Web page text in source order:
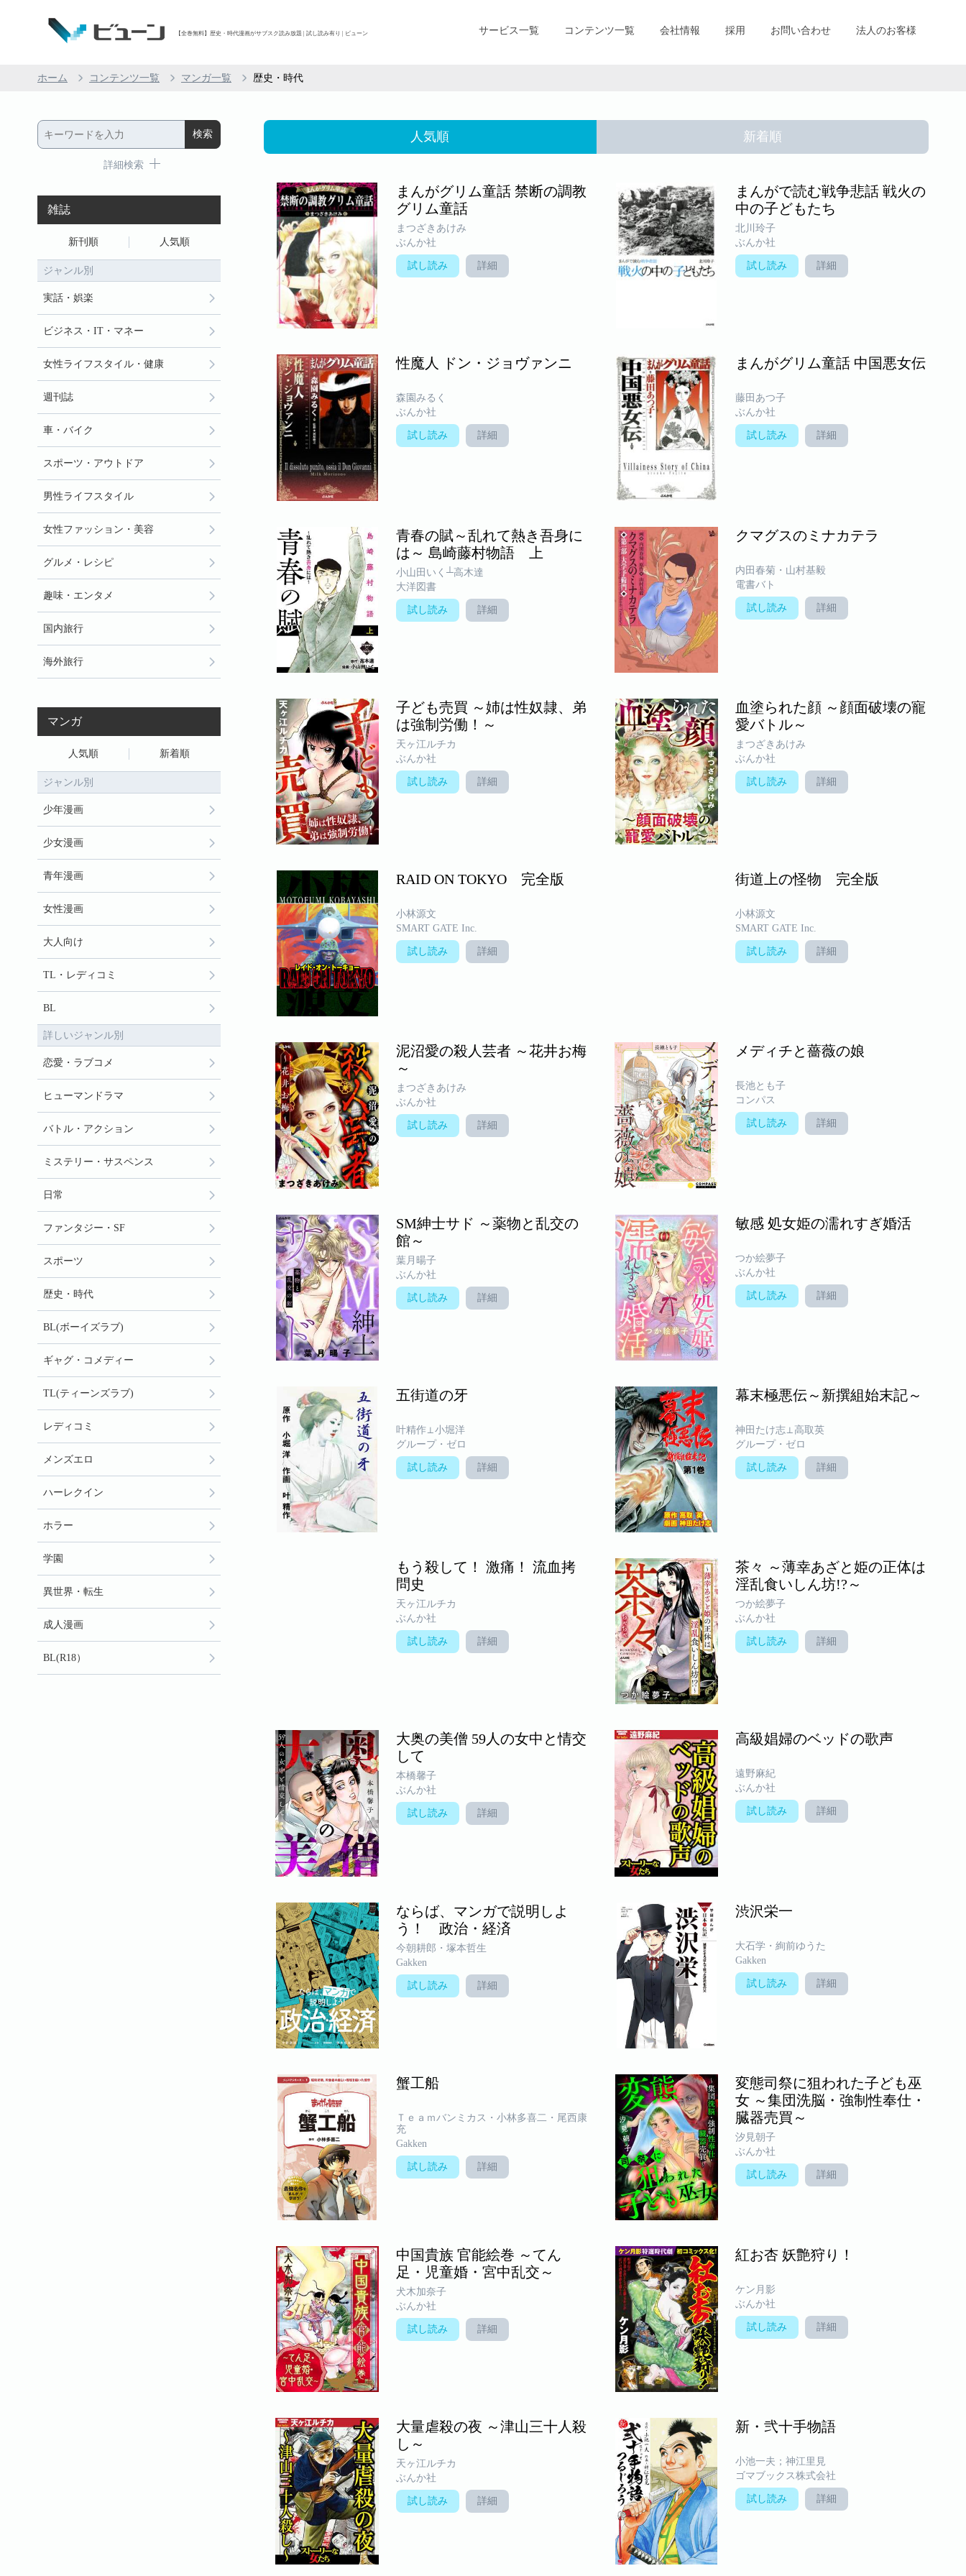
【全巻無料】歴史・時代漫画がサブスク読み放題 | 試し読み有り | ビューン サービス一覧 コンテンツ一覧 会社情報 採用 お問い合わせ 法人のお客様
ホーム コンテンツ一覧 マンガ一覧 歴史・時代
人気順 新着順
まんがグリム童話 禁断の調教
グリム童話
まつざきあけみ
ぶんか社
試し読み 詳細
まんがで読む戦争悲話 戦火の
中の子どもたち
北川玲子
ぶんか社
試し読み 詳細
性魔人 ドン・ジョヴァンニ
森園みるく
ぶんか社
試し読み 詳細
まんがグリム童話 中国悪女伝
藤田あつ子
ぶんか社
試し読み 詳細
青春の賦～乱れて熱き吾身に
は～ 島崎藤村物語 上
小山田いく┴高木達
大洋図書
試し読み 詳細
クマグスのミナカテラ
内田春菊・山村基毅
電書バト
試し読み 詳細
子ども売買 ～姉は性奴隷、弟
は強制労働！～
天ヶ江ルチカ
ぶんか社
試し読み 詳細
血塗られた顔 ～顔面破壊の寵
愛バトル～
まつざきあけみ
ぶんか社
試し読み 詳細
RAID ON TOKYO 完全版
小林源文
SMART GATE Inc.
試し読み 詳細
街道上の怪物 完全版
小林源文
SMART GATE Inc.
試し読み 詳細
泥沼愛の殺人芸者 ～花井お梅
～
まつざきあけみ
ぶんか社
試し読み 詳細
メディチと薔薇の娘
長池とも子
コンパス
試し読み 詳細
SM紳士サド ～薬物と乱交の
館～
葉月暘子
ぶんか社
試し読み 詳細
敏感 処女姫の濡れすぎ婚活
つか絵夢子
ぶんか社
試し読み 詳細
五街道の牙
叶精作⊥小堀洋
グループ・ゼロ
試し読み 詳細
幕末極悪伝～新撰組始末記～
神田たけ志⊥高取英
グループ・ゼロ
試し読み 詳細
もう殺して！ 激痛！ 流血拷
問史
天ヶ江ルチカ
ぶんか社
試し読み 詳細
茶々 ～薄幸あざと姫の正体は
淫乱食いしん坊!?～
つか絵夢子
ぶんか社
試し読み 詳細
大奥の美僧 59人の女中と情交
して
本橋馨子
ぶんか社
試し読み 詳細
高級娼婦のベッドの歌声
遠野麻紀
ぶんか社
試し読み 詳細
ならば、マンガで説明しよ
う！ 政治・経済
今朝耕郎・塚本哲生
Gakken
試し読み 詳細
渋沢栄一
大石学・絢前ゆうた
Gakken
試し読み 詳細
蟹工船
Ｔｅａｍバンミカス・小林多喜二・尾西康
充
Gakken
試し読み 詳細
変態司祭に狙われた子ども巫
女 ～集団洗脳・強制性奉仕・
臓器売買～
汐見朝子
ぶんか社
試し読み 詳細
中国貴族 官能絵巻 ～てん
足・児童婚・宮中乱交～
犬木加奈子
ぶんか社
試し読み 詳細
紅お杏 妖艶狩り！
ケン月影
ぶんか社
試し読み 詳細
大量虐殺の夜 ～津山三十人殺
し～
天ヶ江ルチカ
ぶんか社
試し読み 詳細
新・弐十手物語
小池一夫；神江里見
ゴマブックス株式会社
試し読み 詳細
詳細検索
雑誌
新刊順 人気順
ジャンル別
実話・娯楽
ビジネス・IT・マネー
女性ライフスタイル・健康
週刊誌
車・バイク
スポーツ・アウトドア
男性ライフスタイル
女性ファッション・美容
グルメ・レシピ
趣味・エンタメ
国内旅行
海外旅行
マンガ
人気順 新着順
ジャンル別
少年漫画
少女漫画
青年漫画
女性漫画
大人向け
TL・レディコミ
BL
詳しいジャンル別
恋愛・ラブコメ
ヒューマンドラマ
バトル・アクション
ミステリー・サスペンス
日常
ファンタジー・SF
スポーツ
歴史・時代
BL(ボーイズラブ)
ギャグ・コメディー
TL(ティーンズラブ)
レディコミ
メンズエロ
ハーレクイン
ホラー
学園
異世界・転生
成人漫画
BL(R18）